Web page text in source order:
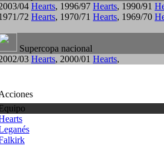
04 Hearts, 1996/97 Hearts, 1990/91
72 Hearts, 1970/71 Hearts, 1969/70
Supercopa nacional
03 Hearts, 2000/01 Hearts,